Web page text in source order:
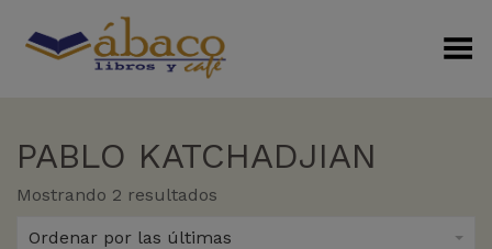
Menú Alterno
PABLO KATCHADJIAN
Mostrando 2 resultados
Ordenar por las últimas